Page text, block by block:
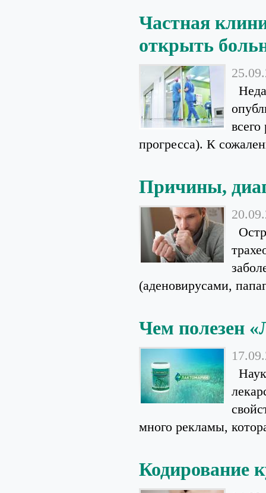
Частная
открыть
прогресса). К
Причины,
(аденовирусами,
Чем полезен
много рекламы,
Кодирование